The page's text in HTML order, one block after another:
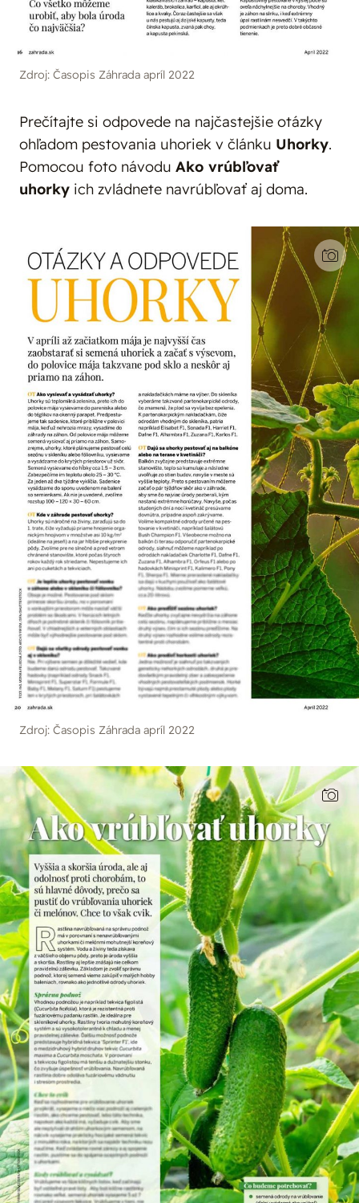
Zdroj: Časopis Záhrada apríl 2022
Prečítajte si odpovede na najčastejšie otázky
ohľadom pestovania uhoriek v článku Uhorky.
Pomocou foto návodu Ako vrúbľovať
uhorky ich zvládnete navrúbľovať aj doma.
Zdroj: Časopis Záhrada apríl 2022